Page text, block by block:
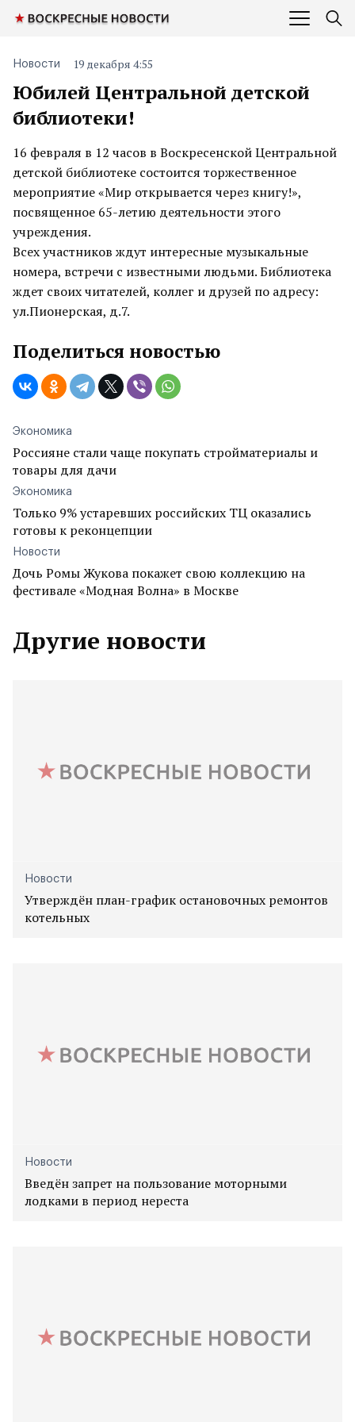
Юбилей Центральной детской
библиотеки!
Новости 19 декабря 4:55
16 февраля в 12 часов в Воскресенской Центральной
детской библиотеке состоится торжественное
мероприятие «Мир открывается через книгу!»,
посвященное 65-летию деятельности этого
учреждения.
Всех участников ждут интересные музыкальные
номера, встречи с известными людьми. Библиотека
ждет своих читателей, коллег и друзей по адресу:
ул.Пионерская, д.7.
Поделиться новостью
Экономика
Россияне стали чаще покупать стройматериалы и
товары для дачи
Экономика
Только 9% устаревших российских ТЦ оказались
готовы к реконцепции
Новости
Дочь Ромы Жукова покажет свою коллекцию на
фестивале «Модная Волна» в Москве
Другие новости
Новости
Утверждён план-график остановочных ремонтов
котельных
Новости
Введён запрет на пользование моторными
лодками в период нереста